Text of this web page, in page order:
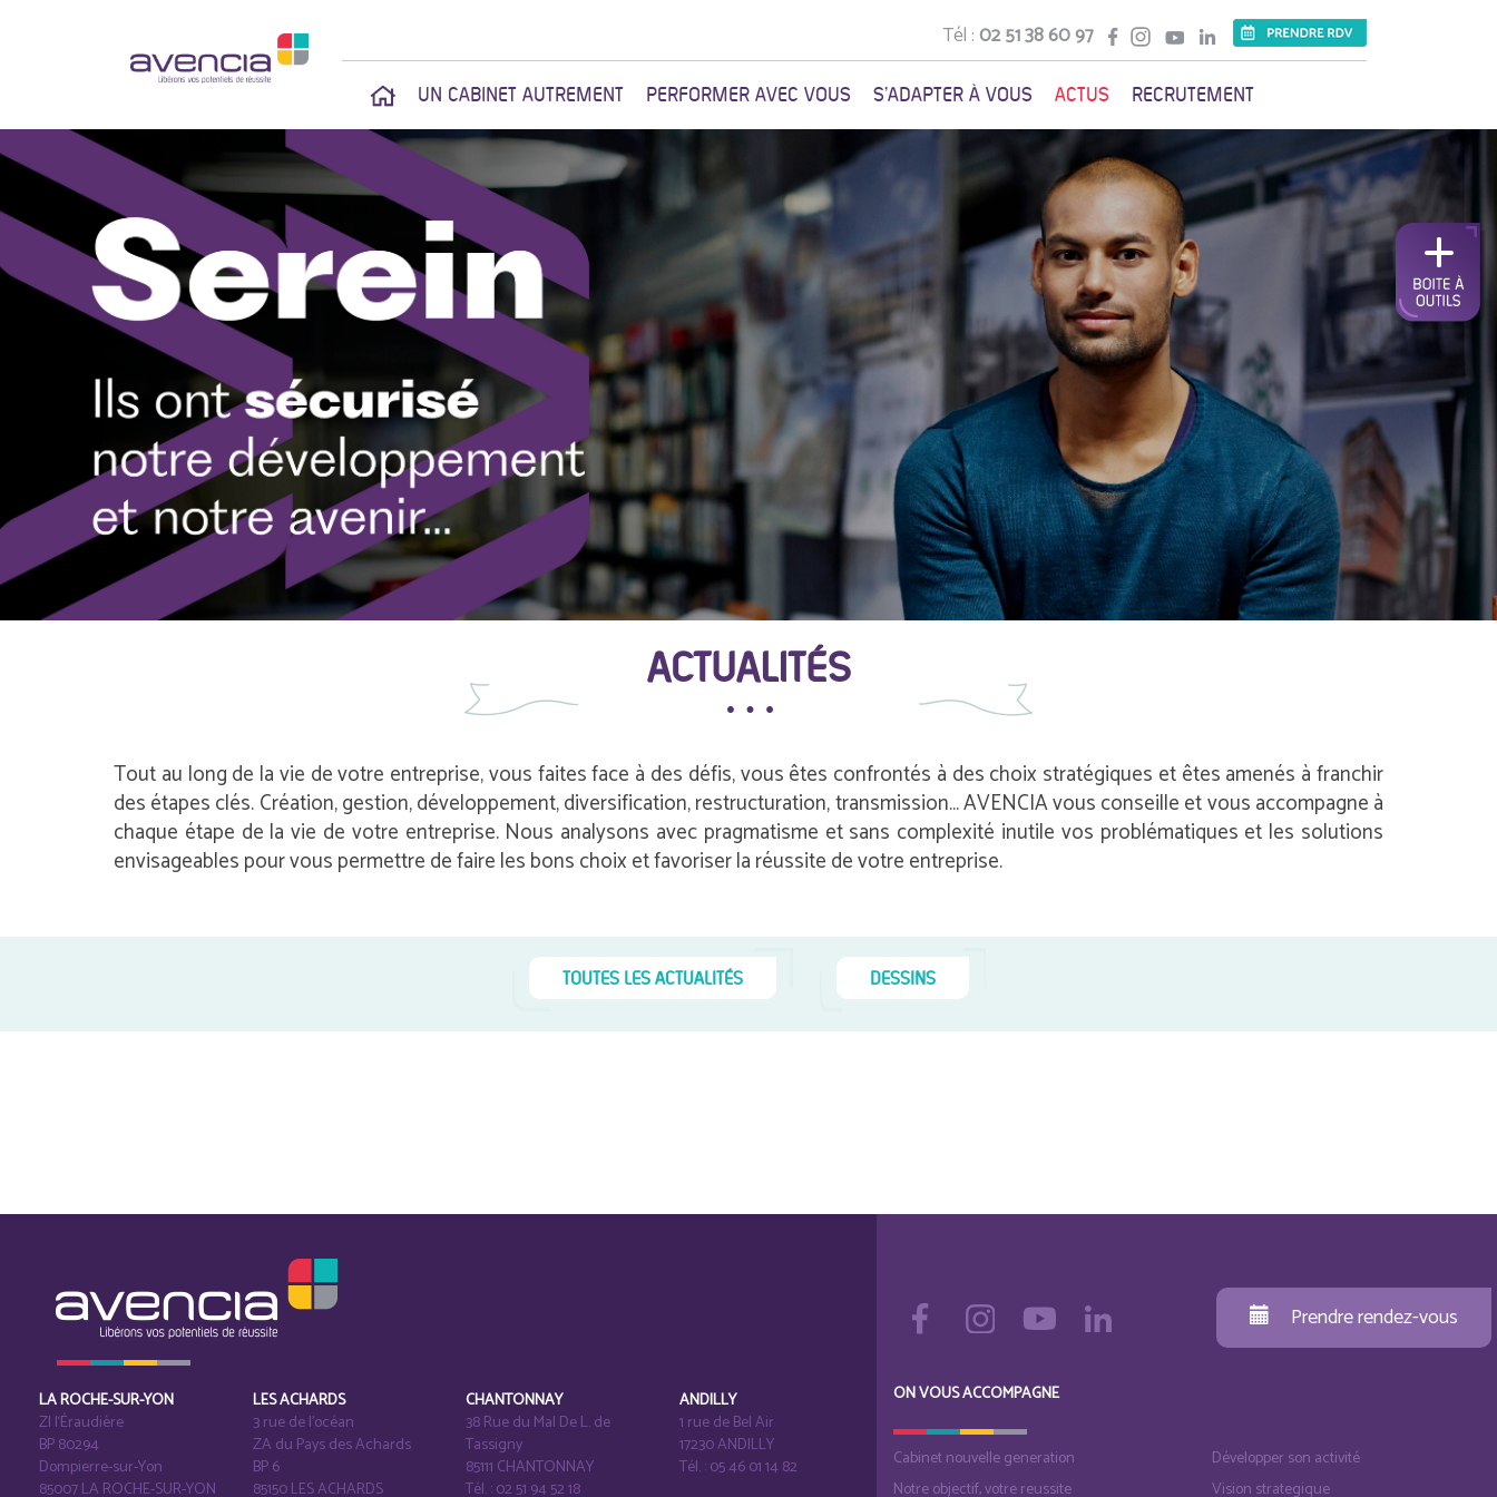
Tél :02 51 38 60 97
UN CABINET AUTREMENT PERFORMER AVEC VOUS S'ADAPTER À VOUS ACTUS RECRUTEMENT
ACTUALITÉS
Tout au long de la vie de votre entreprise, vous faites face à des défis, vous êtes confrontés à des choix stratégiques et êtes amenés à franchir
des étapes clés. Création, gestion, développement, diversification, restructuration, transmission… AVENCIA vous conseille et vous accompagne à
chaque étape de la vie de votre entreprise. Nous analysons avec pragmatisme et sans complexité inutile vos problématiques et les solutions
envisageables pour vous permettre de faire les bons choix et favoriser la réussite de votre entreprise.
TOUTES LES ACTUALITÉS DESSINS
LA ROCHE-SUR-YON
ZI l‘Éraudière
BP 80294
Dompierre-sur-Yon
85007 LA ROCHE-SUR-YON
LES ACHARDS
3 rue de l’océan
ZA du Pays des Achards
BP 6
85150 LES ACHARDS
CHANTONNAY
38 Rue du Mal De L. de
Tassigny
85111 CHANTONNAY
Tél. : 02 51 94 52 18
ANDILLY
1 rue de Bel Air
17230 ANDILLY
Tél. : 05 46 01 14 82
Prendre rendez-vous
ON VOUS ACCOMPAGNE
Cabinet nouvelle generation
Notre objectif, votre reussite
Développer son activité
Vision strategique